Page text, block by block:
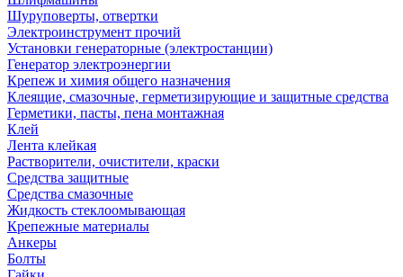
Шуруповерты, отвертки
Электроинструмент прочий
Установки генераторные (электростанции)
Генератор электроэнергии
Крепеж и химия общего назначения
Клеящие, смазочные, герметизирующие и защитные средства
Герметики, пасты, пена монтажная
Клей
Лента клейкая
Растворители, очистители, краски
Средства защитные
Средства смазочные
Жидкость стеклоомывающая
Крепежные материалы
Анкеры
Болты